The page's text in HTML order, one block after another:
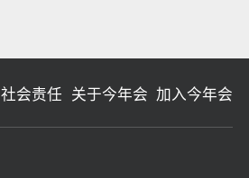
社会责任 关于今年会 加入今年会